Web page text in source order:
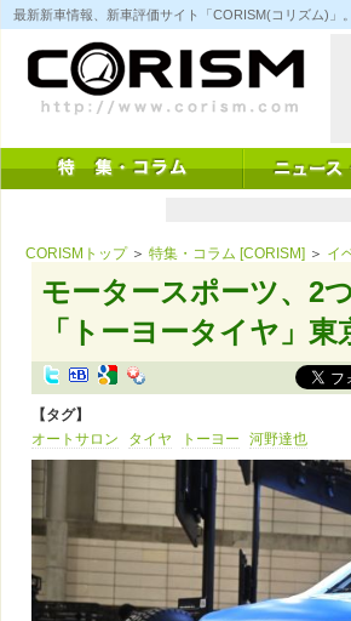
コ
ン
キ
ッ
最新新車情報、新車評価サイト「CORISM(コリズム)」
CORISMトップ＞ 特集・コラム [CORISM] ＞ イ
モータースポーツ、2
「トーヨータイヤ」
【タグ】
オートサロン
タイヤ トーヨー 河野達也